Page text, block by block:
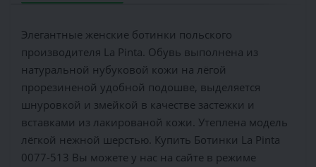
Элегантные женские ботинки польского
производителя La Pinta. Обувь выполнена из
натуральной нубуковой кожи на лёгой
прорезиненой удобной подошве, выделяется
шнуровкой и змейкой в качестве застежки и
вставками из лакированой кожи. Утеплена модель
лёгкой нежной шерстью. Купить Ботинки La Pinta
0077-513 Вы можете у нас на сайте в режиме